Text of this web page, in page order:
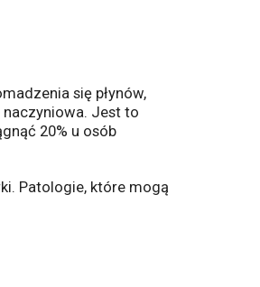
się płynów,
Jest to
20% u osób
Patologie, które mogą